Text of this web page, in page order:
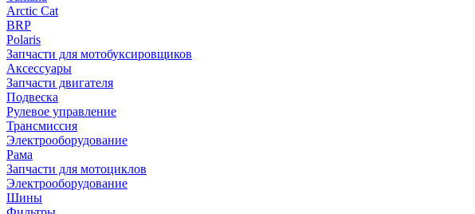
Arctic Cat
BRP
Polaris
Запчасти для мотобуксировщиков
Аксессуары
Запчасти двигателя
Подвеска
Рулевое управление
Трансмиссия
Электрооборудование
Рама
Запчасти для мотоциклов
Электрооборудование
Шины